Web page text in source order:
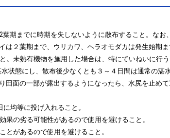
期までに時期を失しないように散布すること。な
２葉期まで、ウリカワ、ヘラオモダカは発生始期ま
未熟有機物を施用した場合は、特にていねいに行う
状態にし、散布後少なくとも３～４日間は通常の湛
面の一部が露出するようになったら、水尻を止め
均等に投げ入れること。
の劣る可能性があるので使用を避けること。
とがあるので使用を避けること。